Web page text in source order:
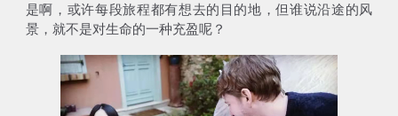
是啊，或许每段旅程都有想去的目的地，但谁说沿途的风
景，就不是对生命的一种充盈呢？